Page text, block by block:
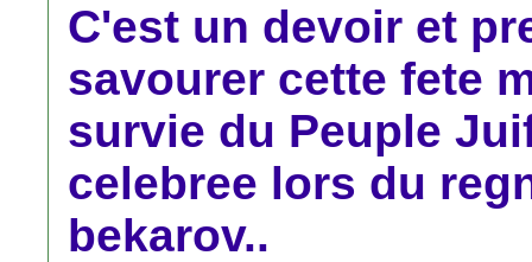
C'est un devoir et
savourer cette fete
survie du Peuple
celebree lors du
bekarov..